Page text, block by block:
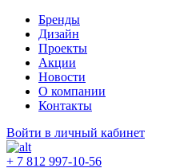
Бренды
Дизайн
Проекты
Акции
Новости
О компании
Контакты
Войти в личный кабинет
+ 7 812 997-10-56